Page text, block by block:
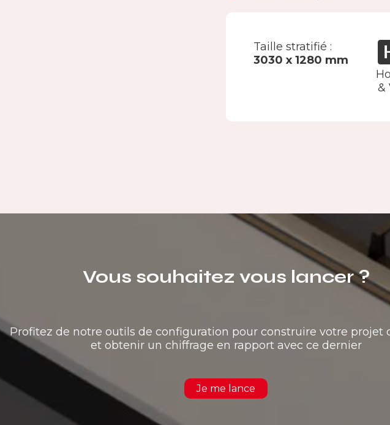
Taille stratifié :
3030 x 1280 mm
&
Vous souhaitez vous lancer ?
Profitez de notre outils de configuration pour construire votre projet
et obtenir un chiffrage en rapport avec ce dernier
Je me lance